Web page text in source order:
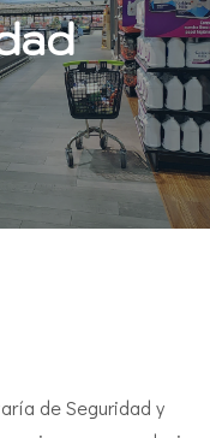
de Seguridad y